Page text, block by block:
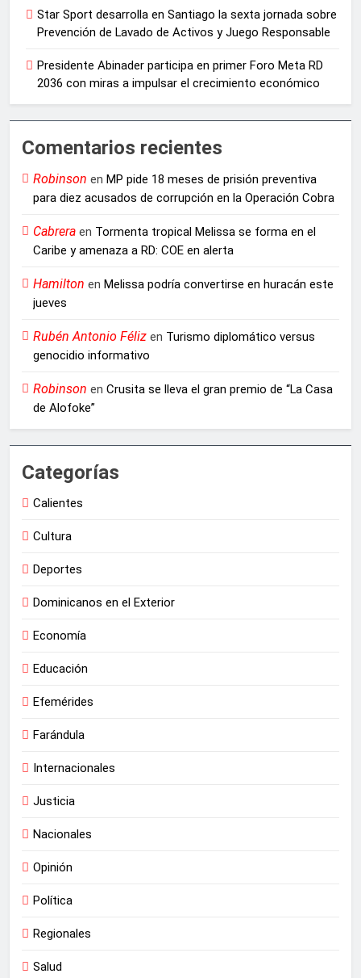
Star Sport desarrolla en Santiago la sexta jornada sobre
Prevención de Lavado de Activos y Juego Responsable
Presidente Abinader participa en primer Foro Meta RD
2036 con miras a impulsar el crecimiento económico
Comentarios recientes
Robinson en MP pide 18 meses de prisión preventiva
para diez acusados de corrupción en la Operación Cobra
Cabrera en Tormenta tropical Melissa se forma en el
Caribe y amenaza a RD: COE en alerta
Hamilton en Melissa podría convertirse en huracán este
jueves
Rubén Antonio Féliz en Turismo diplomático versus
genocidio informativo
Robinson en Crusita se lleva el gran premio de “La Casa
de Alofoke”
Categorías
Calientes
Cultura
Deportes
Dominicanos en el Exterior
Economía
Educación
Efemérides
Farándula
Internacionales
Justicia
Nacionales
Opinión
Política
Regionales
Salud